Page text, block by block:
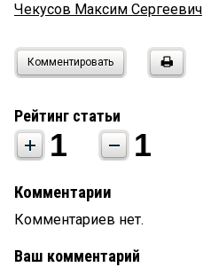
Чекусов Максим Сергеевич
Комментировать
Рейтинг статьи
1 1
Комментарии
Комментариев нет.
Ваш комментарий